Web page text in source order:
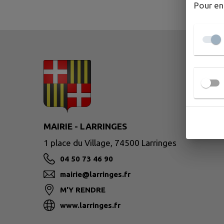
MAIRIE - LARRINGES
1 place du Village, 74500 Larringes
04 50 73 46 90
mairie@larringes.fr
M'Y RENDRE
www.larringes.fr
Pour